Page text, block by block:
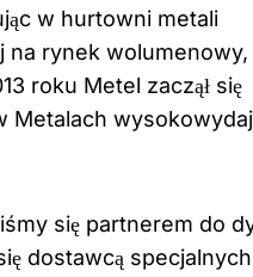
w hurtowni metali
na rynek wolumenowy,
roku Metel zaczął się
Metalach
się partnerem do
dostawcą